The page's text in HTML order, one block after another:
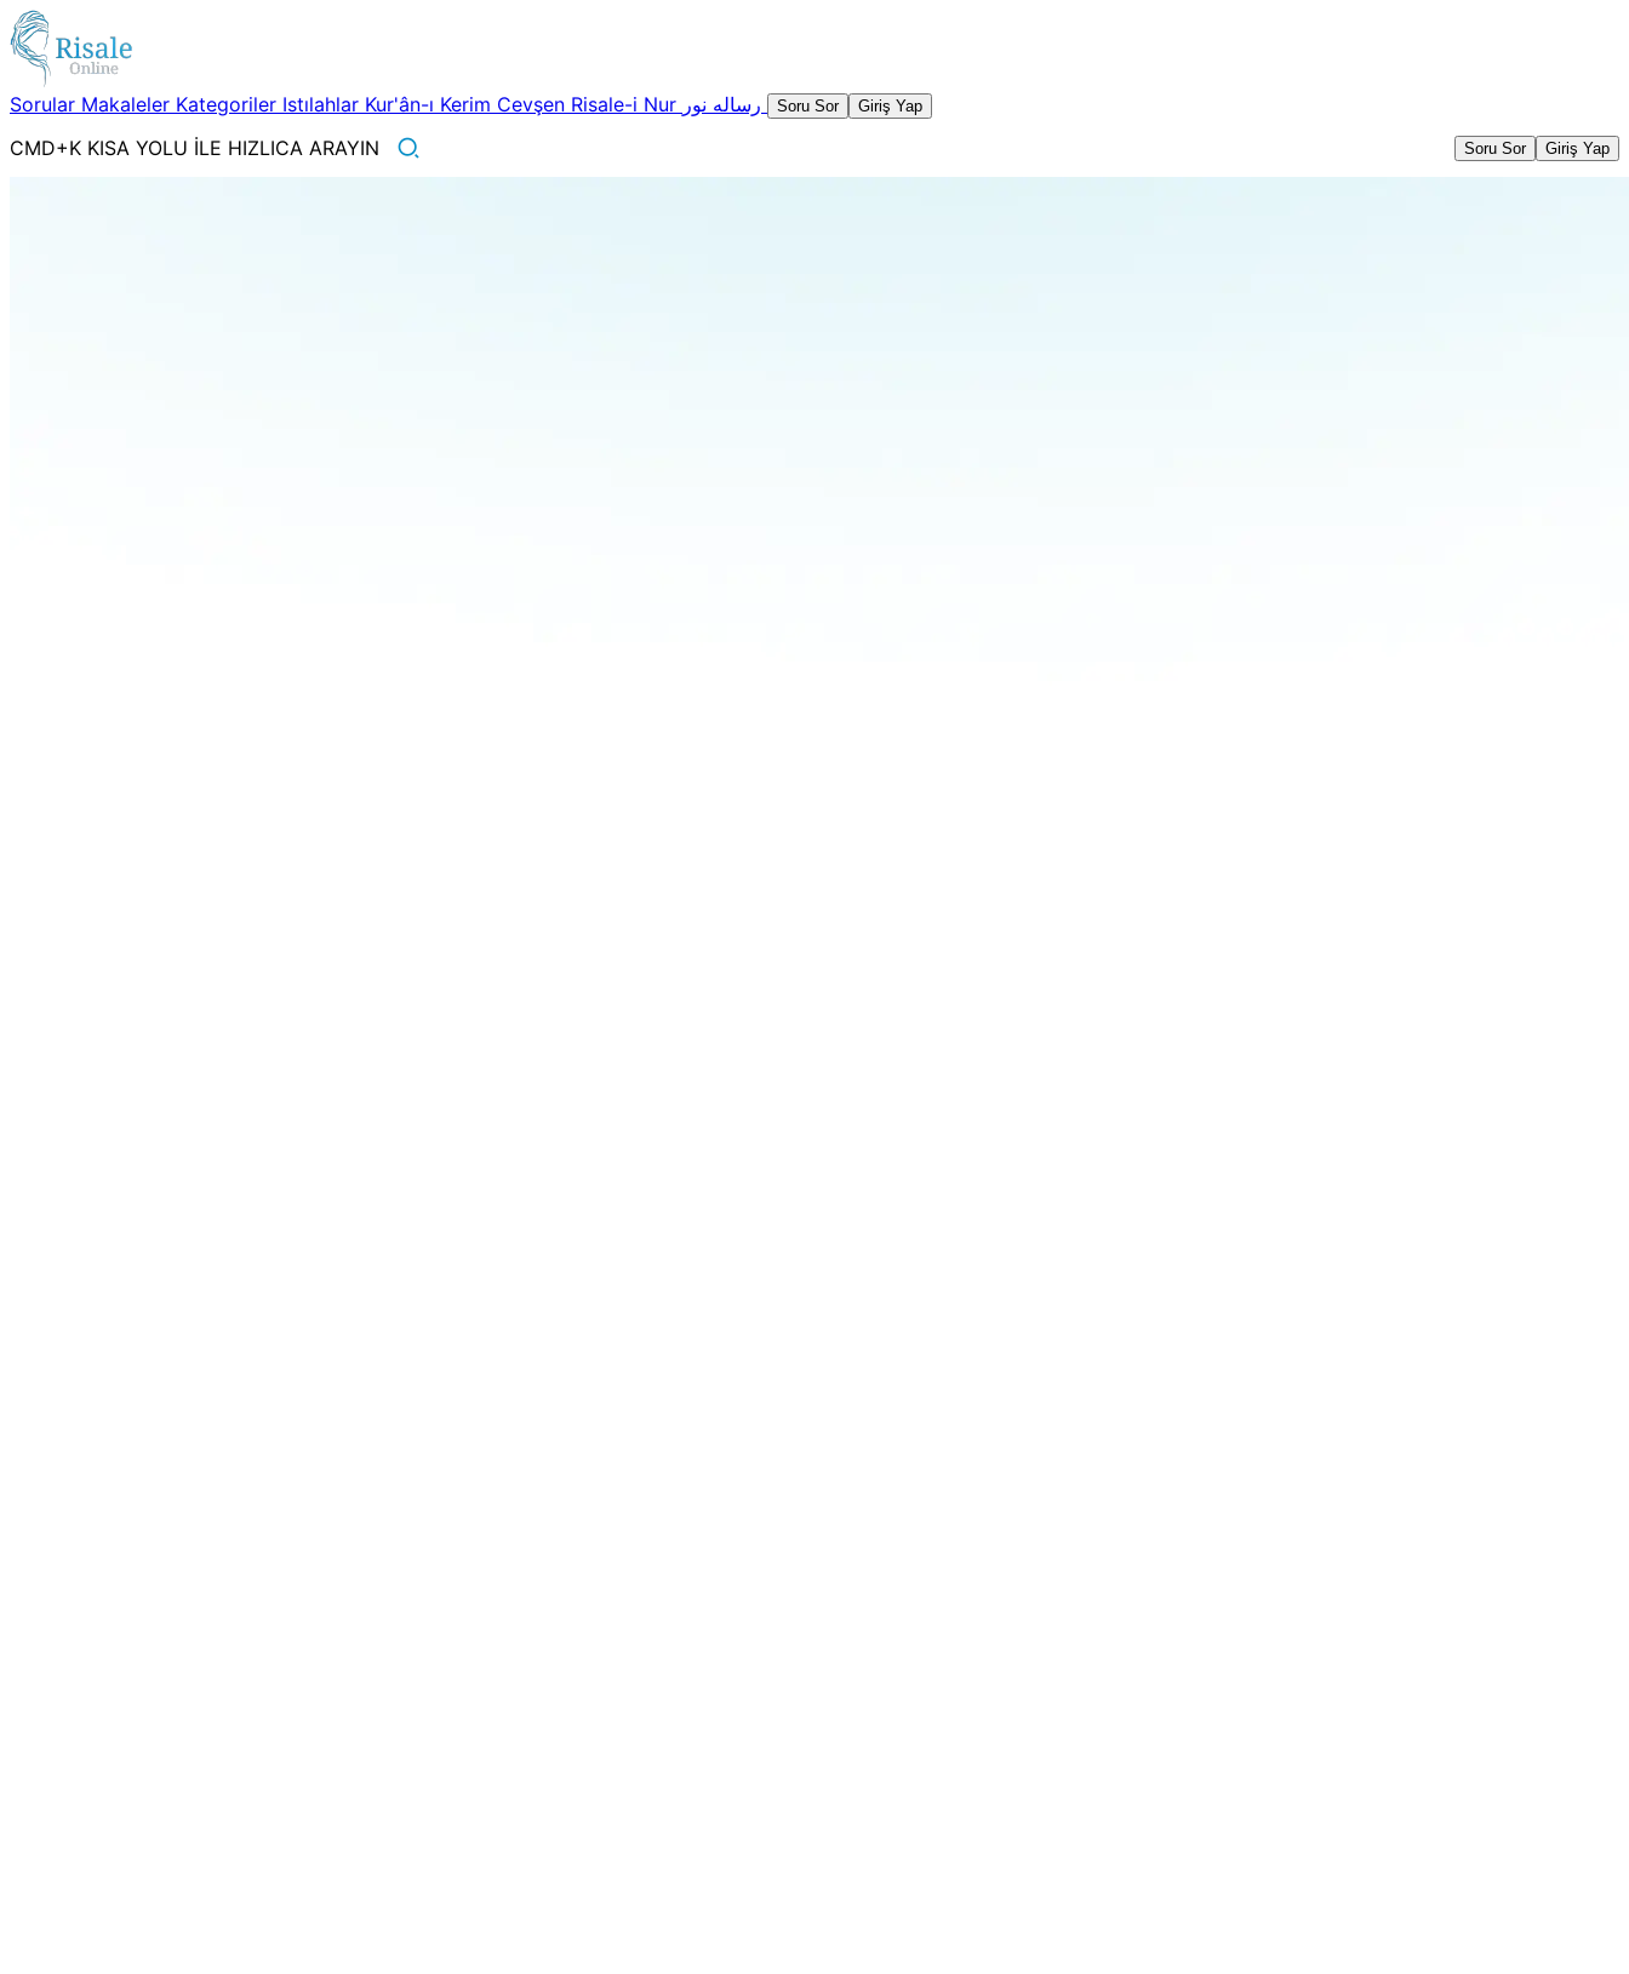
Sorular Makaleler Kategoriler Istılahlar Kur'ân-ı Kerim Cevşen Risale-i Nur Soru Sor Giriş Yap
CMD+K KISA YOLU İLE HIZLICA ARAYIN Soru Sor Giriş Yap